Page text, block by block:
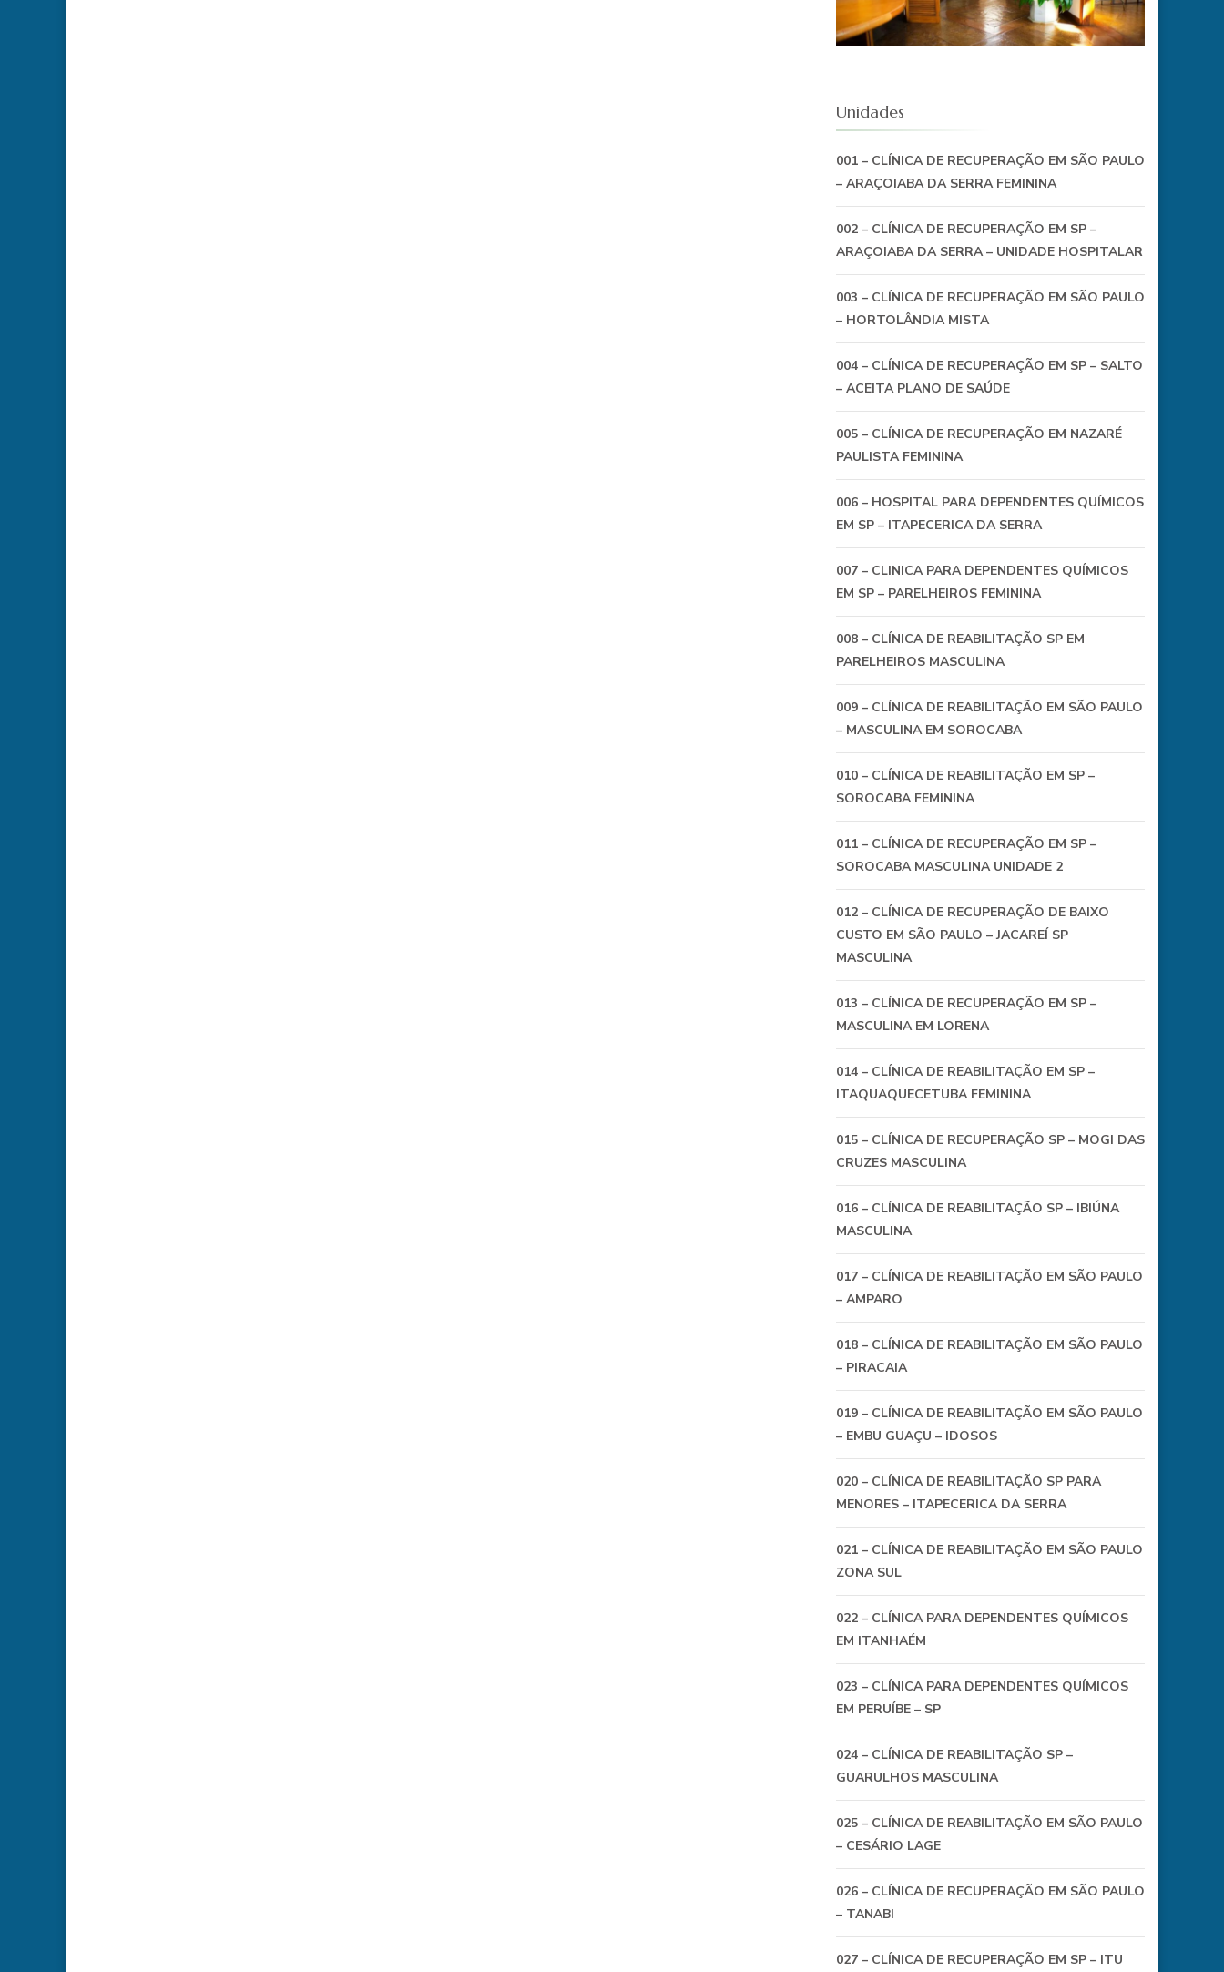
Unidades
001 – CLÍNICA DE RECUPERAÇÃO EM SÃO PAULO
– ARAÇOIABA DA SERRA FEMININA
002 – CLÍNICA DE RECUPERAÇÃO EM SP –
ARAÇOIABA DA SERRA – UNIDADE HOSPITALAR
003 – CLÍNICA DE RECUPERAÇÃO EM SÃO PAULO
– HORTOLÂNDIA MISTA
004 – CLÍNICA DE RECUPERAÇÃO EM SP – SALTO
– ACEITA PLANO DE SAÚDE
005 – CLÍNICA DE RECUPERAÇÃO EM NAZARÉ
PAULISTA FEMININA
006 – HOSPITAL PARA DEPENDENTES QUÍMICOS
EM SP – ITAPECERICA DA SERRA
007 – CLINICA PARA DEPENDENTES QUÍMICOS
EM SP – PARELHEIROS FEMININA
008 – CLÍNICA DE REABILITAÇÃO SP EM
PARELHEIROS MASCULINA
009 – CLÍNICA DE REABILITAÇÃO EM SÃO PAULO
– MASCULINA EM SOROCABA
010 – CLÍNICA DE REABILITAÇÃO EM SP –
SOROCABA FEMININA
011 – CLÍNICA DE RECUPERAÇÃO EM SP –
SOROCABA MASCULINA UNIDADE 2
012 – CLÍNICA DE RECUPERAÇÃO DE BAIXO
CUSTO EM SÃO PAULO – JACAREÍ SP
MASCULINA
013 – CLÍNICA DE RECUPERAÇÃO EM SP –
MASCULINA EM LORENA
014 – CLÍNICA DE REABILITAÇÃO EM SP –
ITAQUAQUECETUBA FEMININA
015 – CLÍNICA DE RECUPERAÇÃO SP – MOGI DAS
CRUZES MASCULINA
016 – CLÍNICA DE REABILITAÇÃO SP – IBIÚNA
MASCULINA
017 – CLÍNICA DE REABILITAÇÃO EM SÃO PAULO
– AMPARO
018 – CLÍNICA DE REABILITAÇÃO EM SÃO PAULO
– PIRACAIA
019 – CLÍNICA DE REABILITAÇÃO EM SÃO PAULO
– EMBU GUAÇU – IDOSOS
020 – CLÍNICA DE REABILITAÇÃO SP PARA
MENORES – ITAPECERICA DA SERRA
021 – CLÍNICA DE REABILITAÇÃO EM SÃO PAULO
ZONA SUL
022 – CLÍNICA PARA DEPENDENTES QUÍMICOS
EM ITANHAÉM
023 – CLÍNICA PARA DEPENDENTES QUÍMICOS
EM PERUÍBE – SP
024 – CLÍNICA DE REABILITAÇÃO SP –
GUARULHOS MASCULINA
025 – CLÍNICA DE REABILITAÇÃO EM SÃO PAULO
– CESÁRIO LAGE
026 – CLÍNICA DE RECUPERAÇÃO EM SÃO PAULO
– TANABI
027 – CLÍNICA DE RECUPERAÇÃO EM SP – ITU